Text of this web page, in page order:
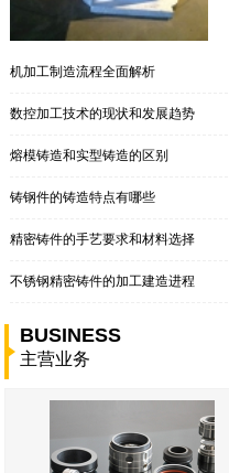
机加工制造流程全面解析
数控加工技术的现状和发展趋势
熔模铸造和实型铸造的区别
铸钢件的铸造特点有哪些
精密铸件的手艺要求和材料选择
不锈钢精密铸件的加工建造进程
BUSINESS
主营业务